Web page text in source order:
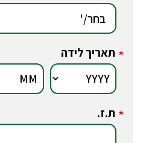
* תאריך לידה
* ת.ז.